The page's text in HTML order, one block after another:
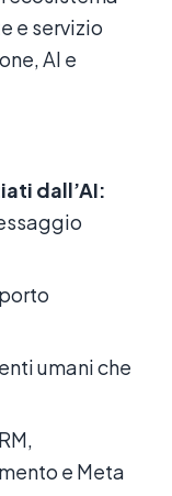
e servizio
AI e
dall’AI:
umani che
e Meta